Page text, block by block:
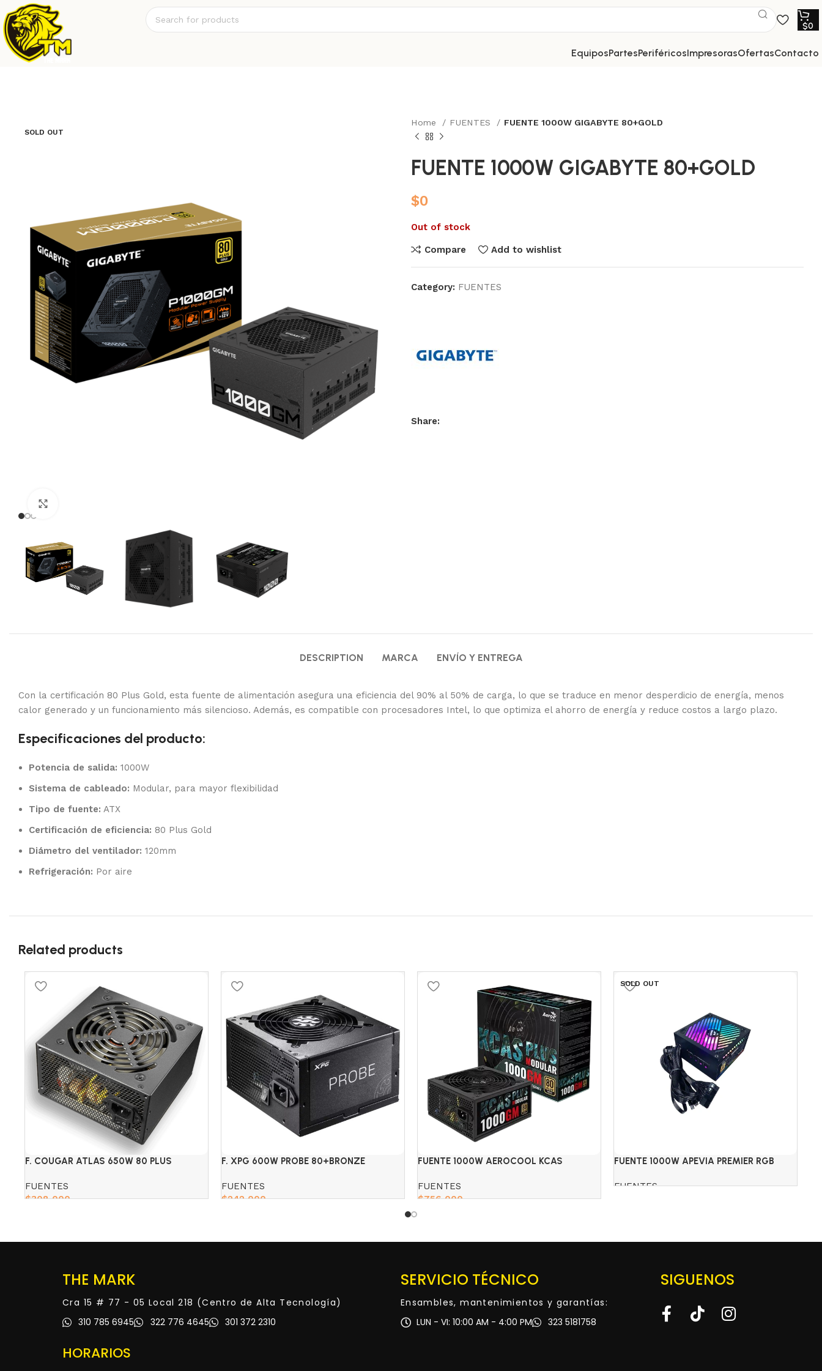
$0
equipos partes periféricos impresoras ofertas contacto
SOLD OUT
Home FUENTES FUENTE 1000W GIGABYTE 80+GOLD
FUENTE 1000W GIGABYTE 80+GOLD
$0
Out of stock
Compare Add to wishlist
Category: FUENTES
Share:
DESCRIPTION MARCA ENVÍO Y ENTREGA
Con la certificación 80 Plus Gold, esta fuente de alimentación asegura una eficiencia del 90% al 50% de carga, lo que se traduce en menor desperdicio de energía, menos
calor generado y un funcionamiento más silencioso. Además, es compatible con procesadores Intel, lo que optimiza el ahorro de energía y reduce costos a largo plazo.
Especificaciones del producto:
Potencia de salida: 1000W
Sistema de cableado: Modular, para mayor flexibilidad
Tipo de fuente: ATX
Certificación de eficiencia: 80 Plus Gold
Diámetro del ventilador: 120mm
Refrigeración: Por aire
Related products
F. COUGAR ATLAS 650W 80 PLUS
FUENTES
$308,000
F. XPG 600W PROBE 80+BRONZE
FUENTES
$242,000
FUENTE 1000W AEROCOOL KCAS
FUENTES
$756,000
SOLD OUT
FUENTE 1000W APEVIA PREMIER RGB
FUENTES
THE MARK
Cra 15 # 77 - 05 Local 218 (Centro de Alta Tecnología)
310 785 6945
322 776 4645 301 372 2310
HORARIOS
SERVICIO TÉCNICO
Ensambles, mantenimientos y garantías:
LUN - VI: 10:00 AM - 4:00 PM
323 5181758
SIGUENOS